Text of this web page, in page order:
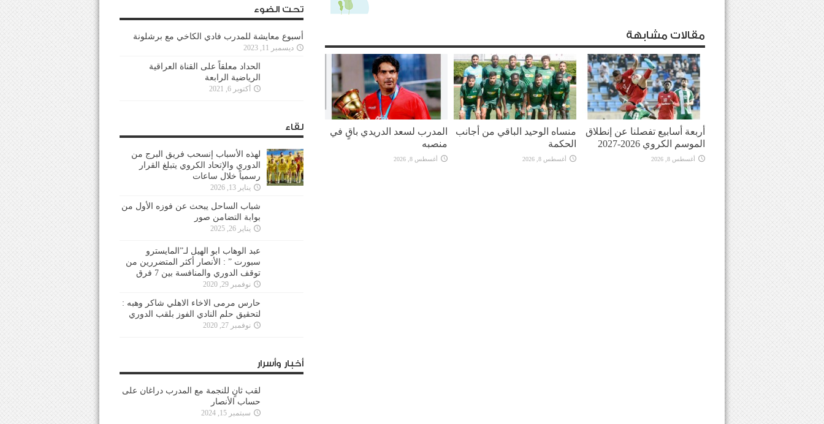
مقالات مشابهة
أربعة أسابيع تفصلنا عن إنطلاق
الموسم الكروي 2026-2027
أغسطس 8, 2026
منساه الوحيد الباقي من أجانب
الحكمة
أغسطس 8, 2026
المدرب لسعد الدريدي باقٍ في
منصبه
أغسطس 8, 2026
تحت الضوء
أسبوع معايشة للمدرب فادي الكاخي مع برشلونة
ديسمبر 11, 2023
الحداد معلقاً على القناة العراقية
الرياضية الرابعة
أكتوبر 6, 2021
لقاء
لهذه الأسباب إنسحب فريق البرج من
الدوري والإتحاد الكروي يتبلغ القرار
رسمياً خلال ساعات
يناير 13, 2026
شباب الساحل يبحث عن فوزه الأول من
بوابة التضامن صور
يناير 26, 2025
عبد الوهاب ابو الهيل لـ”المايسترو
سبورت ” : الأنصار أكثر المتضررين من
توقف الدوري والمنافسة بين 7 فرق
نوفمبر 29, 2020
حارس مرمى الاخاء الاهلي شاكر وهبه :
لتحقيق حلم النادي الفوز بلقب الدوري
نوفمبر 27, 2020
أخبار وأسرار
لقب ثانٍ للنجمة مع المدرب دراغان على
حساب الأنصار
سبتمبر 15, 2024